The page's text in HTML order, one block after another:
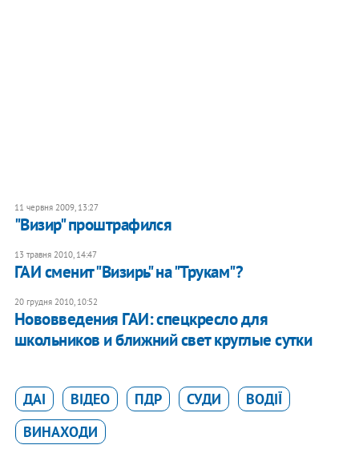
11 червня 2009, 13:27
"Визир" проштрафился
13 травня 2010, 14:47
ГАИ сменит "Визирь" на "Трукам"?
20 грудня 2010, 10:52
Нововведения ГАИ: спецкресло для
школьников и ближний свет круглые сутки
ДАІ ВІДЕО ПДР СУДИ
ВОДІЇ
ВИНАХОДИ